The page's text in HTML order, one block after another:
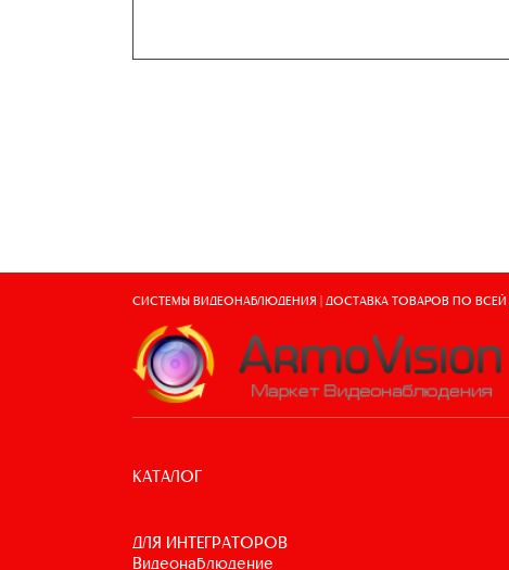
СИСТЕМЫ ВИДЕОНАБЛЮДЕНИЯ | ДОСТАВКА ТОВАРОВ ПО ВСЕЙ
КАТАЛОГ
ДЛЯ ИНТЕГРАТОРОВ
видеонаблюдение